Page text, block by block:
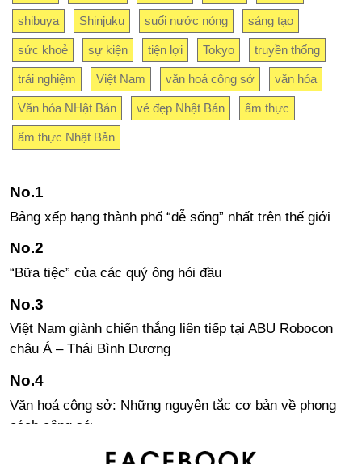
shibuya Shinjuku suối nước nóng sáng tạo
sức khoẻ sự kiện tiện lợi Tokyo truyền thống
trải nghiệm Việt Nam văn hoá công sở văn hóa
Văn hóa NHật Bản vẻ đẹp Nhật Bản ẩm thực
ẩm thực Nhật Bản
Bảng xếp hạng thành phố “dễ sống” nhất trên thế giới
“Bữa tiệc” của các quý ông hói đầu
Việt Nam giành chiến thắng liên tiếp tại ABU Robocon
châu Á – Thái Bình Dương
Văn hoá công sở: Những nguyên tắc cơ bản về phong
cách công sở